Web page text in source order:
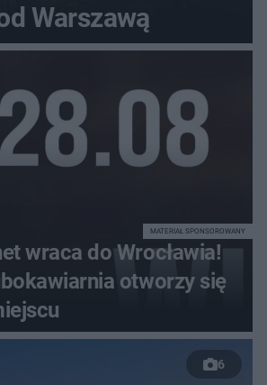
Warszawą
wraca do Wrocławia!
otworzy się
MATERIAŁ SPONSOROWANY
6